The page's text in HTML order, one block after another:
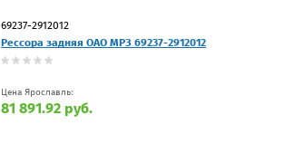
69237-2912012
Рессора задняя ОАО МРЗ 69237-2912012
Цена Ярославль:
81 891.92 руб.